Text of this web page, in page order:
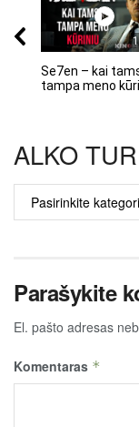
Se7en – kai
tampa meno
ALKO
TURINYS
Parašykite
El. pašto adresas
Komentaras *